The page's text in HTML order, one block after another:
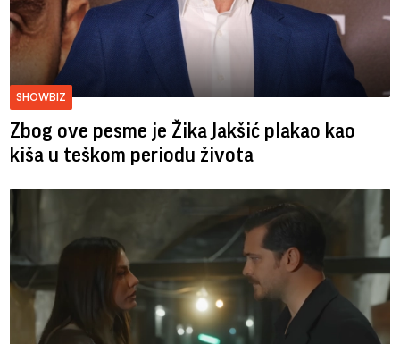
SHOWBIZ
Zbog ove pesme je Žika Jakšić plakao kao
kiša u teškom periodu života